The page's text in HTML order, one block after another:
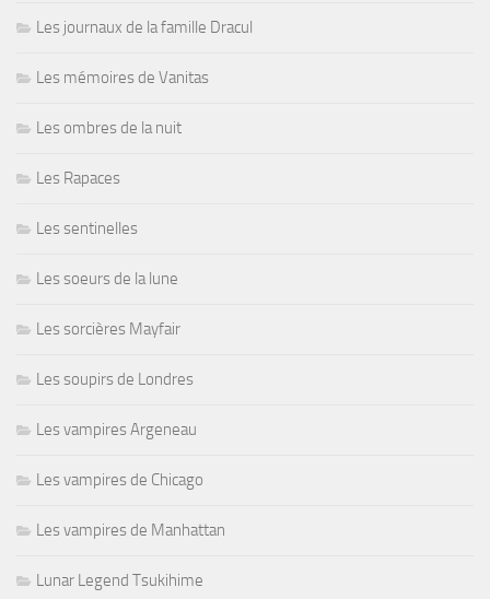
Les journaux de la famille Dracul
Les mémoires de Vanitas
Les ombres de la nuit
Les Rapaces
Les sentinelles
Les soeurs de la lune
Les sorcières Mayfair
Les soupirs de Londres
Les vampires Argeneau
Les vampires de Chicago
Les vampires de Manhattan
Lunar Legend Tsukihime